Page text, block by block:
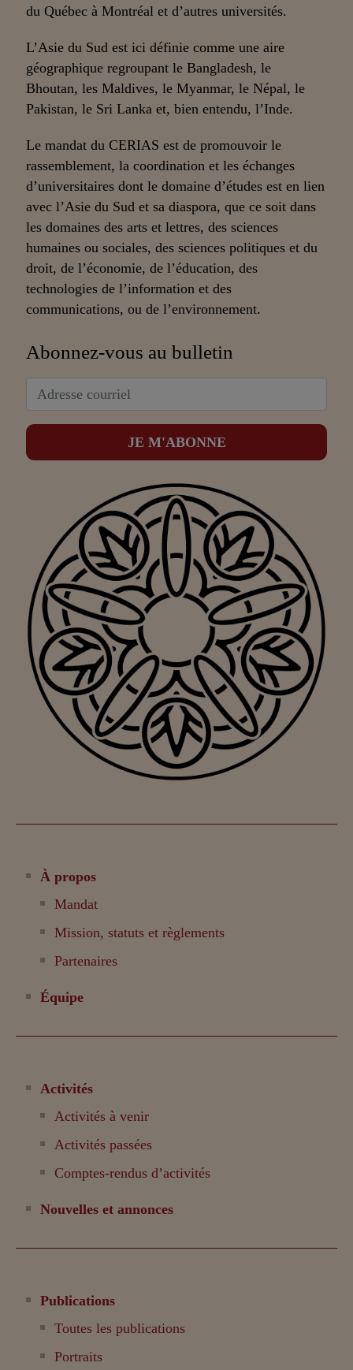
du Québec à Montréal et d’autres universités.
L’Asie du Sud est ici définie comme une aire
géographique regroupant le Bangladesh, le
Bhoutan, les Maldives, le Myanmar, le Népal, le
Pakistan, le Sri Lanka et, bien entendu, l’Inde.
Le mandat du CERIAS est de promouvoir le
rassemblement, la coordination et les échanges
d’universitaires dont le domaine d’études est en lien
avec l’Asie du Sud et sa diaspora, que ce soit dans
les domaines des arts et lettres, des sciences
humaines ou sociales, des sciences politiques et du
droit, de l’économie, de l’éducation, des
technologies de l’information et des
communications, ou de l’environnement.
Abonnez-vous au bulletin
À propos
Mandat
Mission, statuts et règlements
Partenaires
Équipe
Activités
Activités à venir
Activités passées
Comptes-rendus d’activités
Nouvelles et annonces
Publications
Toutes les publications
Portraits